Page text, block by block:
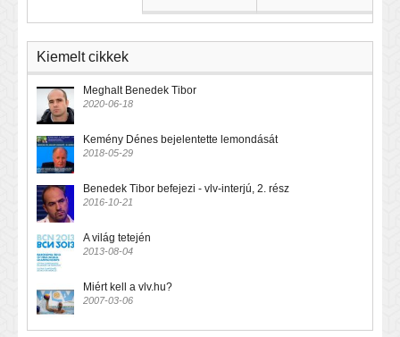
Kiemelt cikkek
Meghalt Benedek Tibor
2020-06-18
Kemény Dénes bejelentette lemondását
2018-05-29
Benedek Tibor befejezi - vlv-interjú, 2. rész
2016-10-21
A világ tetején
2013-08-04
Miért kell a vlv.hu?
2007-03-06